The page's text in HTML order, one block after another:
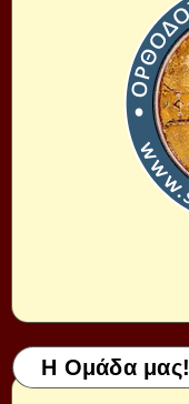
Η Ομάδα μας!